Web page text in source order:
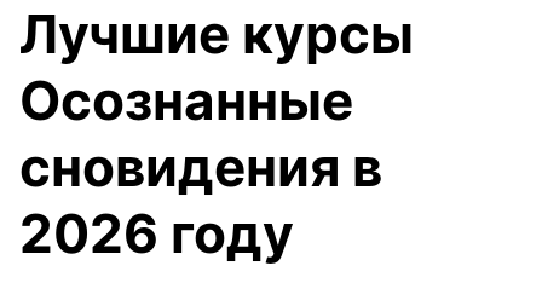
Лучшие курсы
Осознанные
сновидения в
2026 году